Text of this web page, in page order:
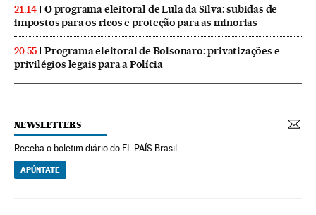
21:14
O programa eleitoral de Lula da Silva: subidas de
impostos para os ricos e proteção para as minorias
20:55
Programa eleitoral de Bolsonaro: privatizações e
privilégios legais para a Polícia
NEWSLETTERS
Receba o boletim diário do EL PAÍS Brasil
APÚNTATE